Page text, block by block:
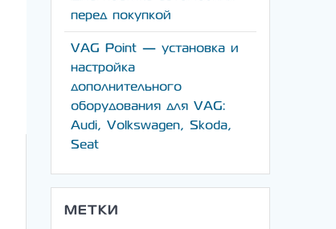
перед покупкой
VAG Point — установка и
настройка
дополнительного
оборудования для VAG:
Audi, Volkswagen, Skoda,
Seat
МЕТКИ